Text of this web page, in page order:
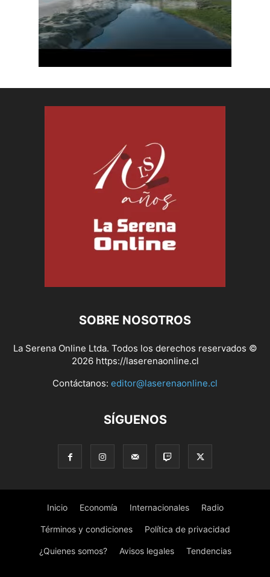
SOBRE NOSOTROS
La Serena Online Ltda. Todos los derechos reservados ©
2026 https://laserenaonline.cl
Contáctanos: editor@laserenaonline.cl
SÍGUENOS
Inicio Economía Internacionales Radio
Términos y condiciones Política de privacidad
¿Quienes somos? Avisos legales Tendencias